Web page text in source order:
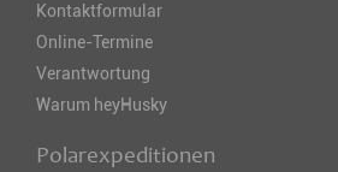
Kontaktformular
Online-Termine
Verantwortung
Warum heyHusky
Polarexpeditionen